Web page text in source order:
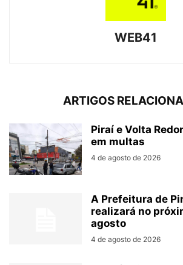
WEB41
ARTIGOS
Piraí e Volta
em multas
4 de agosto de 2026
A Prefeitura de
realizará no
agosto
4 de agosto de 2026